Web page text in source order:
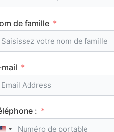
Tous
de famille
: